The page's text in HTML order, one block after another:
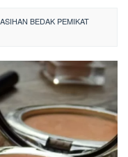
BEDAK PEMIKAT